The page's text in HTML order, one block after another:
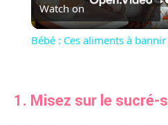
Watch on
Bébé : Ces aliments à
1. Misez sur le sucré-